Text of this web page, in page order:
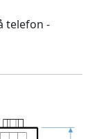
telefon -